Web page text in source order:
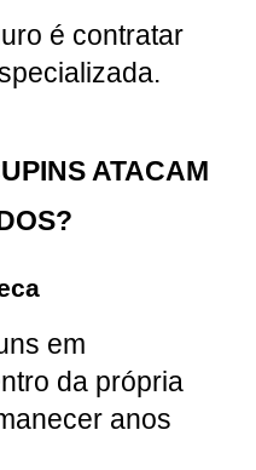
é contratar
ATACAM
em
da própria
anos